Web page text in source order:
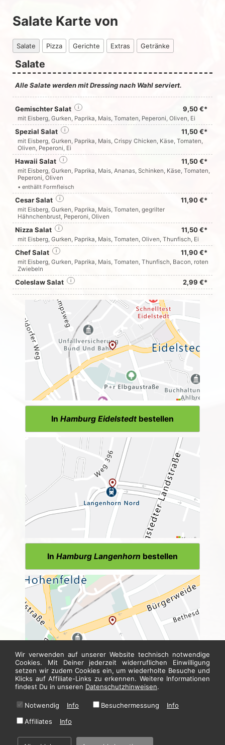
Salate Karte von
Salate Pizza Gerichte Extras Getränke
Salate
Alle Salate werden mit Dressing nach Wahl serviert.
Gemischter Salat 9,50 €*
i
mit Eisberg, Gurken, Paprika, Mais, Tomaten, Peperoni, Oliven, Ei
Spezial Salat 11,50 €*
i
mit Eisberg, Gurken, Paprika, Mais, Crispy Chicken, Käse, Tomaten,
Oliven, Peperoni, Ei
Hawaii Salat 11,50 €*
i
mit Eisberg, Gurken, Paprika, Mais, Ananas, Schinken, Käse, Tomaten,
Peperoni, Oliven
• enthällt Formfleisch
Cesar Salat 11,90 €*
i
mit Eisberg, Gurken, Paprika, Mais, Tomaten, gegrilter
Hähnchenbrust, Peperoni, Oliven
Nizza Salat 11,50 €*
i
mit Eisberg, Gurken, Paprika, Mais, Tomaten, Oliven, Thunfisch, Ei
Chef Salat 11,90 €*
i
mit Eisberg, Gurken, Paprika, Mais, Tomaten, Thunfisch, Bacon, roten
Zwiebeln
Coleslaw Salat 2,99 €*
i
In Hamburg Eidelstedt bestellen
In Hamburg Langenhorn bestellen
* Alle Preise in Euro inkl. gesetzl. MwSt. Abbildungen können ggf. abweichen.
Informationen zu Inhalts- und Zusatzstoffen finden Sie unter
Wir verwenden auf unserer Website technisch notwendige
Cookies. Mit Deiner jederzeit widerruflichen Einwilligung
setzen wir zudem Cookies ein, um wiederholte Besuche und
Klicks auf Affiliate-Links zu erkennen. Weitere Informationen
findest Du in unseren Datenschutzhinweisen.
Notwendig Info Besuchermessung
Info
Affiliates
Info